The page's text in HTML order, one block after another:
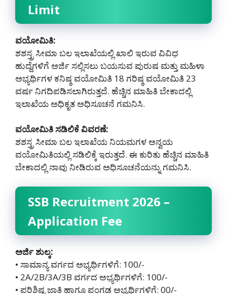
Limit
ವಯೋಮಿತಿ:
ಶಶಸ್ತ್ರ ಸೀಮಾ ಬಲ ಇಲಾಖೆಯಲ್ಲಿ ಖಾಲಿ ಇರುವ ವಿವಿಧ
ಹುದ್ದೆಗಳಿಗೆ ಅರ್ಜಿ ಸಲ್ಲಿಸಲು ಬಯಸುವ ಪುರುಷ ಮತ್ತು ಮಹಿಳಾ
ಅಭ್ಯರ್ಥಿಗಳ ಕನಿಷ್ಠ ವಯೋಮಿತಿ 18 ಗರಿಷ್ಠ ವಯೋಮಿತಿ 23
ವರ್ಷ ನಿಗದಿಪಡಿಸಲಾಗಿರುತ್ತದೆ. ಹೆಚ್ಚಿನ ಮಾಹಿತಿ ಬೇಕಾದಲ್ಲಿ
ಇಲಾಖೆಯ ಅಧಿಕೃತ ಅಧಿಸೂಚನೆ ಗಮನಿಸಿ.
ವಯೋಮಿತಿ ಸಡಿಲಿಕೆ ವಿವರಣೆ:
ಶಶಸ್ತ್ರ ಸೀಮಾ ಬಲ ಇಲಾಖೆಯ ನಿಯಮಗಳ ಅನ್ವಯ
ವಯೋಮಿತಿಯಲ್ಲಿ ಸಡಿಲಿಕ್ಕೆ ಇರುತ್ತದೆ. ಈ ಕುರಿತು ಹೆಚ್ಚಿನ ಮಾಹಿತಿ
ಬೇಕಾದಲ್ಲಿ ನಾವು ನೀಡಿರುವ ಅಧಿಸೂಚನೆಯನ್ನು ಗಮನಿಸಿ.
SSB Recruitment 2026 –
Application Fee
ಅರ್ಜಿ ಶುಲ್ಕ:
• ಸಾಮಾನ್ಯ ವರ್ಗದ ಅಭ್ಯರ್ಥಿಗಳಿಗೆ: 100/-
• 2A/2B/3A/3B ವರ್ಗದ ಅಭ್ಯರ್ಥಿಗಳಿಗೆ: 100/-
• ಪರಿಶಿಷ್ಟ ಜಾತಿ ಹಾಗೂ ಪಂಗಡ ಅಭ್ಯರ್ಥಿಗಳಿಗೆ: 00/-